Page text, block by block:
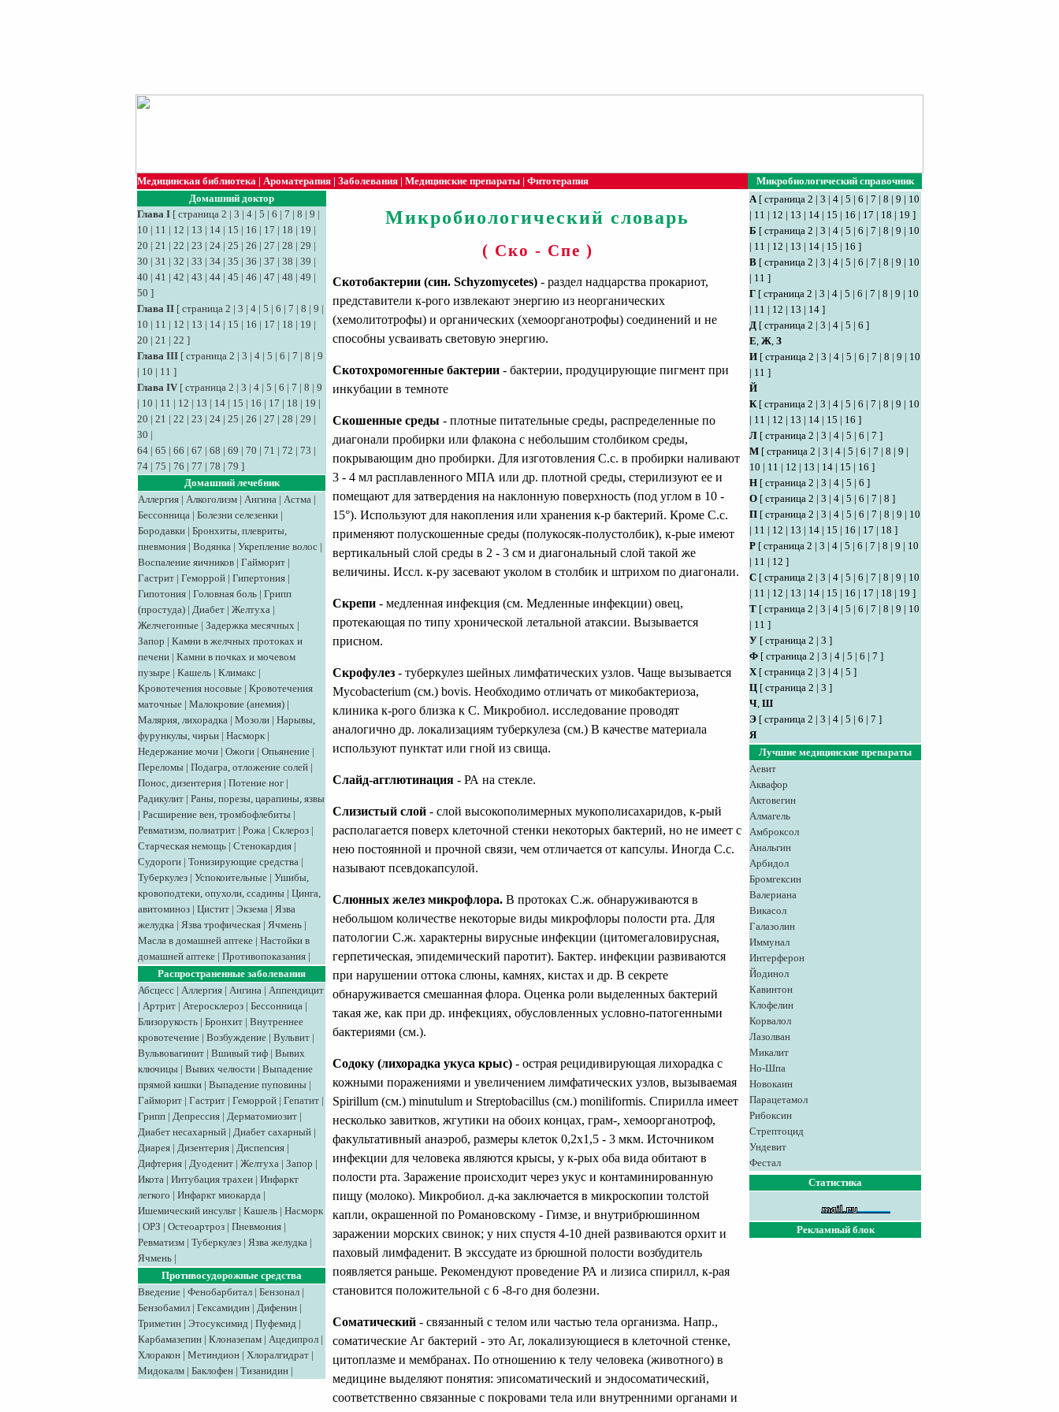
Медицинская библиотека | Ароматерапия | Заболевания | Медицинские препараты | Фитотерапия
Микробиологический справочник
Домашний доктор
Глава I [ страница 2 | 3 | 4 | 5 | 6 | 7 | 8 | 9 |
10 | 11 | 12 | 13 | 14 | 15 | 16 | 17 | 18 | 19 |
20 | 21 | 22 | 23 | 24 | 25 | 26 | 27 | 28 | 29 |
30 | 31 | 32 | 33 | 34 | 35 | 36 | 37 | 38 | 39 |
40 | 41 | 42 | 43 | 44 | 45 | 46 | 47 | 48 | 49 |
50 ]
Глава II [ страница 2 | 3 | 4 | 5 | 6 | 7 | 8 | 9 |
10 | 11 | 12 | 13 | 14 | 15 | 16 | 17 | 18 | 19 |
20 | 21 | 22 ]
Глава III [ страница 2 | 3 | 4 | 5 | 6 | 7 | 8 | 9
| 10 | 11 ]
Глава IV [ страница 2 | 3 | 4 | 5 | 6 | 7 | 8 | 9
| 10 | 11 | 12 | 13 | 14 | 15 | 16 | 17 | 18 | 19 |
20 | 21 | 22 | 23 | 24 | 25 | 26 | 27 | 28 | 29 |
30 |
64 | 65 | 66 | 67 | 68 | 69 | 70 | 71 | 72 | 73 |
74 | 75 | 76 | 77 | 78 | 79 ]
Домашний лечебник
Аллергия | Алкоголизм | Ангина | Астма |
Бессонница | Болезни селезенки |
Бородавки | Бронхиты, плевриты,
пневмония | Водянка | Укрепление волос |
Воспаление яичников | Гайморит |
Гастрит | Геморрой | Гипертония |
Гипотония | Головная боль | Грипп
(простуда) | Диабет | Желтуха |
Желчегонные | Задержка месячных |
Запор | Камни в желчных протоках и
печени | Камни в почках и мочевом
пузыре | Кашель | Климакс |
Кровотечения носовые | Кровотечения
маточные | Малокровие (анемия) |
Малярия, лихорадка | Мозоли | Нарывы,
фурункулы, чирьи | Насморк |
Недержание мочи | Ожоги | Опьянение |
Переломы | Подагра, отложение солей |
Понос, дизентерия | Потение ног |
Радикулит | Раны, порезы, царапины, язвы
| Расширение вен, тромбофлебиты |
Ревматизм, полиатрит | Рожа | Склероз |
Старческая немощь | Стенокардия |
Судороги | Тонизирующие средства |
Туберкулез | Успокоительные | Ушибы,
кровоподтеки, опухоли, ссадины | Цинга,
авитоминоз | Цистит | Экзема | Язва
желудка | Язва трофическая | Ячмень |
Масла в домашней аптеке | Настойки в
домашней аптеке | Противопоказания |
Распространенные заболевания
Абсцесс | Аллергия | Ангина | Аппендицит
| Артрит | Атеросклероз | Бессонница |
Близорукость | Бронхит | Внутреннее
кровотечение | Возбуждение | Вульвит |
Вульвовагинит | Вшивый тиф | Вывих
ключицы | Вывих челюсти | Выпадение
прямой кишки | Выпадение пуповины |
Гайморит | Гастрит | Геморрой | Гепатит |
Грипп | Депрессия | Дерматомиозит |
Диабет несахарный | Диабет сахарный |
Диарея | Дизентерия | Диспепсия |
Дифтерия | Дуоденит | Желтуха | Запор |
Икота | Интубация трахеи | Инфаркт
легкого | Инфаркт миокарда |
Ишемический инсульт | Кашель | Насморк
| ОРЗ | Остеоартроз | Пневмония |
Ревматизм | Туберкулез | Язва желудка |
Ячмень |
Противосудорожные средства
Введение | Фенобарбитал | Бензонал |
Бензобамил | Гексамидин | Дифенин |
Триметин | Этосуксимид | Пуфемид |
Карбамазепин | Клоназепам | Ацедипрол |
Хлоракон | Метиндион | Хлоралгидрат |
Мидокалм | Баклофен | Тизанидин |
Микробиологический словарь
( Ско - Спе )
Скотобактерии (син. Schyzomycetes) - раздел надцарства прокариот,
представители к-рого извлекают энергию из неорганических
(хемолитотрофы) и органических (хемоорганотрофы) соединений и не
способны усваивать световую энергию.
Скотохромогенные бактерии - бактерии, продуцирующие пигмент при
инкубации в темноте
Скошенные среды - плотные питательные среды, распределенные по
диагонали пробирки или флакона с небольшим столбиком среды,
покрывающим дно пробирки. Для изготовления С.с. в пробирки наливают
3 - 4 мл расплавленного МПА или др. плотной среды, стерилизуют ее и
помещают для затвердения на наклонную поверхность (под углом в 10 -
15°). Используют для накопления или хранения к-р бактерий. Кроме С.с.
применяют полускошенные среды (полукосяк-полустолбик), к-рые имеют
вертикальный слой среды в 2 - 3 см и диагональный слой такой же
величины. Иссл. к-ру засевают уколом в столбик и штрихом по диагонали.
Скрепи - медленная инфекция (см. Медленные инфекции) овец,
протекающая по типу хронической летальной атаксии. Вызывается
присном.
Скрофулез - туберкулез шейных лимфатических узлов. Чаще вызывается
Mycobacterium (см.) bovis. Необходимо отличать от микобактериоза,
клиника к-рого близка к С. Микробиол. исследование проводят
аналогично др. локализациям туберкулеза (см.) В качестве материала
используют пунктат или гной из свища.
Слайд-агглютинация - РА на стекле.
Слизистый слой - слой высокополимерных мукополисахаридов, к-рый
располагается поверх клеточной стенки некоторых бактерий, но не имеет с
нею постоянной и прочной связи, чем отличается от капсулы. Иногда С.с.
называют псевдокапсулой.
Слюнных желез микрофлора. В протоках С.ж. обнаруживаются в
небольшом количестве некоторые виды микрофлоры полости рта. Для
патологии С.ж. характерны вирусные инфекции (цитомегаловирусная,
герпетическая, эпидемический паротит). Бактер. инфекции развиваются
при нарушении оттока слюны, камнях, кистах и др. В секрете
обнаруживается смешанная флора. Оценка роли выделенных бактерий
такая же, как при др. инфекциях, обусловленных условно-патогенными
бактериями (см.).
Содоку (лихорадка укуса крыс) - острая рецидивирующая лихорадка с
кожными поражениями и увеличением лимфатических узлов, вызываемая
Spirillum (см.) minutulum и Streptobacillus (см.) moniliformis. Спирилла имеет
несколько завитков, жгутики на обоих концах, грам-, хемоорганотроф,
факультативный анаэроб, размеры клеток 0,2x1,5 - 3 мкм. Источником
инфекции для человека являются крысы, у к-рых оба вида обитают в
полости рта. Заражение происходит через укус и контаминированную
пищу (молоко). Микробиол. д-ка заключается в микроскопии толстой
капли, окрашенной по Романовскому - Гимзе, и внутрибрюшинном
заражении морских свинок; у них спустя 4-10 дней развиваются орхит и
паховый лимфаденит. В экссудате из брюшной полости возбудитель
появляется раньше. Рекомендуют проведение РА и лизиса спирилл, к-рая
становится положительной с 6 -8-го дня болезни.
Соматический - связанный с телом или частью тела организма. Напр.,
соматические Аг бактерий - это Аг, локализующиеся в клеточной стенке,
цитоплазме и мембранах. По отношению к телу человека (животного) в
медицине выделяют понятия: эписоматический и эндосоматический,
соответственно связанные с покровами тела или внутренними органами и
А[ страница 2 | 3 | 4 | 5 | 6 | 7 | 8 | 9 | 10
| 11 | 12 | 13 | 14 | 15 | 16 | 17 | 18 | 19 ]
Б [ страница 2 | 3 | 4 | 5 | 6 | 7 | 8 | 9 | 10
| 11 | 12 | 13 | 14 | 15 | 16 ]
В [ страница 2 | 3 | 4 | 5 | 6 | 7 | 8 | 9 | 10
| 11 ]
Г [ страница 2 | 3 | 4 | 5 | 6 | 7 | 8 | 9 | 10
| 11 | 12 | 13 | 14 ]
Д [ страница 2 | 3 | 4 | 5 | 6 ]
Е, Ж, З
И [ страница 2 | 3 | 4 | 5 | 6 | 7 | 8 | 9 | 10
| 11 ]
Й
К[ страница 2 | 3 | 4 | 5 | 6 | 7 | 8 | 9 | 10
| 11 | 12 | 13 | 14 | 15 | 16 ]
Л [ страница 2 | 3 | 4 | 5 | 6 | 7 ]
М [ страница 2 | 3 | 4 | 5 | 6 | 7 | 8 | 9 |
10 | 11 | 12 | 13 | 14 | 15 | 16 ]
Н [ страница 2 | 3 | 4 | 5 | 6 ]
О [ страница 2 | 3 | 4 | 5 | 6 | 7 | 8 ]
П [ страница 2 | 3 | 4 | 5 | 6 | 7 | 8 | 9 | 10
| 11 | 12 | 13 | 14 | 15 | 16 | 17 | 18 ]
Р [ страница 2 | 3 | 4 | 5 | 6 | 7 | 8 | 9 | 10
| 11 | 12 ]
С [ страница 2 | 3 | 4 | 5 | 6 | 7 | 8 | 9 | 10
| 11 | 12 | 13 | 14 | 15 | 16 | 17 | 18 | 19 ]
Т [ страница 2 | 3 | 4 | 5 | 6 | 7 | 8 | 9 | 10
| 11 ]
У [ страница 2 | 3 ]
Ф [ страница 2 | 3 | 4 | 5 | 6 | 7 ]
Х[ страница 2 | 3 | 4 | 5 ]
Ц [ страница 2 | 3 ]
Ч, Ш
Э [ страница 2 | 3 | 4 | 5 | 6 | 7 ]
Я
Лучшие медицинские препараты
Аевит
Аквафор
Актовегин
Алмагель
Амброксол
Анальгин
Арбидол
Бромгексин
Валериана
Викасол
Галазолин
Иммунал
Интерферон
Йодинол
Кавинтон
Клофелин
Корвалол
Лазолван
Микалит
Но-Шпа
Новокаин
Парацетамол
Рибоксин
Стрептоцид
Ундевит
Фестал
Статистика
Рекламный блок